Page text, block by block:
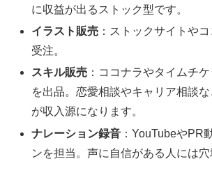
に収益が出るストック型です。
イラスト販売 ：ストックサイトや
受注。
スキル販売 ：ココナラやタイムチケ
を出品。恋愛相談やキャリア相談
が収入源になります。
ナレーション録音 ：YouTubeやPR
ンを担当。声に自信がある人には穴